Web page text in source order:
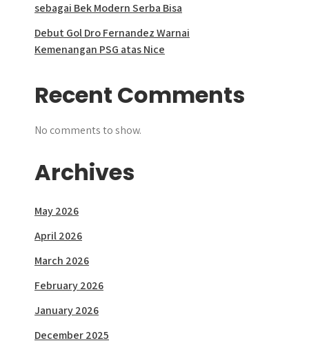
sebagai Bek Modern Serba Bisa
Debut Gol Dro Fernandez Warnai
Kemenangan PSG atas Nice
Recent Comments
No comments to show.
Archives
May 2026
April 2026
March 2026
February 2026
January 2026
December 2025